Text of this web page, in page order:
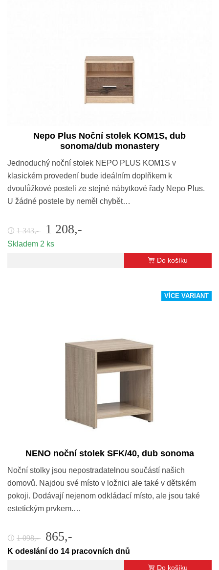
Nepo Plus Noční stolek KOM1S, dub
sonoma/dub monastery
Jednoduchý noční stolek NEPO PLUS KOM1S v
klasickém provedení bude ideálním doplňkem k
dvoulůžkové posteli ze stejné nábytkové řady Nepo Plus.
U žádné postele by neměl chybět…
🛈 1 343,- 1 208,-
Skladem 2 ks
Do košíku
VÍCE VARIANT
NENO noční stolek SFK/40, dub sonoma
Noční stolky jsou nepostradatelnou součástí našich
domovů. Najdou své místo v ložnici ale také v dětském
pokoji. Dodávají nejenom odkládací místo, ale jsou také
estetickým prvkem.…
🛈 1 098,- 865,-
K odeslání do 14 pracovních dnů
Do košíku